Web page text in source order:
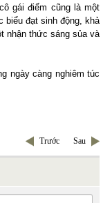
gái điếm cũng là một
đạt sinh động, khả
nhận thức sáng sủa và
ngày càng nghiêm túc
Trước Sau